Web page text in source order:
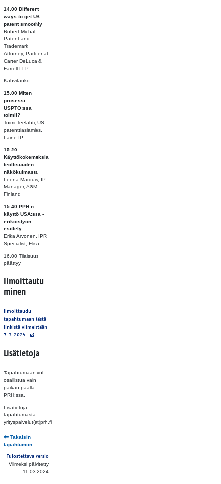
14.00 Different
ways to get US
patent smoothly
Robert Michal,
Patent and
Trademark
Attorney, Partner at
Carter DeLuca &
Farrell LLP
Kahvitauko
15.00 Miten
prosessi
USPTO:ssa
toimii?
Toimi Teelahti, US-
patenttiasiamies,
Laine IP
15.20
Käyttökokemuksia
teollisuuden
näkökulmasta
Leena Marquis, IP
Manager, ASM
Finland
15.40 PPH:n
käyttö USA:ssa -
erikoistyön
esittely
Erika Arvonen, IPR
Specialist, Elisa
16.00 Tilaisuus
päättyy
Ilmoittautu
minen
Ilmoittaudu
tapahtumaan tästä
linkistä viimeistään
7.3.2024.
Lisätietoja
Tapahtumaan voi
osallistua vain
paikan päällä
PRH:ssa.
Lisätietoja
tapahtumasta:
yrityspalvelut(at)prh.fi
Takaisin
tapahtumiin
Tulostettava versio
Viimeksi päivitetty
11.03.2024